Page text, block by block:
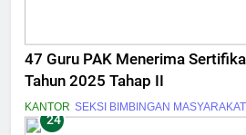
47 Guru PAK Menerima
Tahun 2025 Tahap II
KANTOR SEKSI BIMBINGAN
24